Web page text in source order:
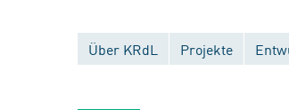
Über KRdL Projekte